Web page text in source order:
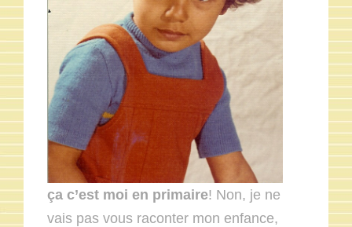
ça c’est moi en primaire! Non, je ne
vais pas vous raconter mon enfance,